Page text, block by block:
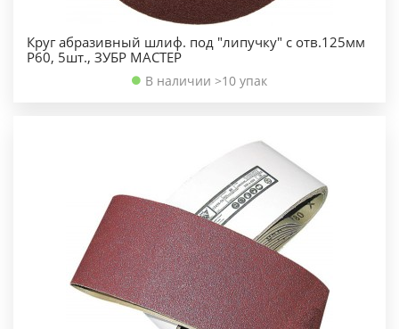
Круг абразивный шлиф. под "липучку" с отв.125мм
Р60, 5шт., ЗУБР МАСТЕР
В наличии >10 упак